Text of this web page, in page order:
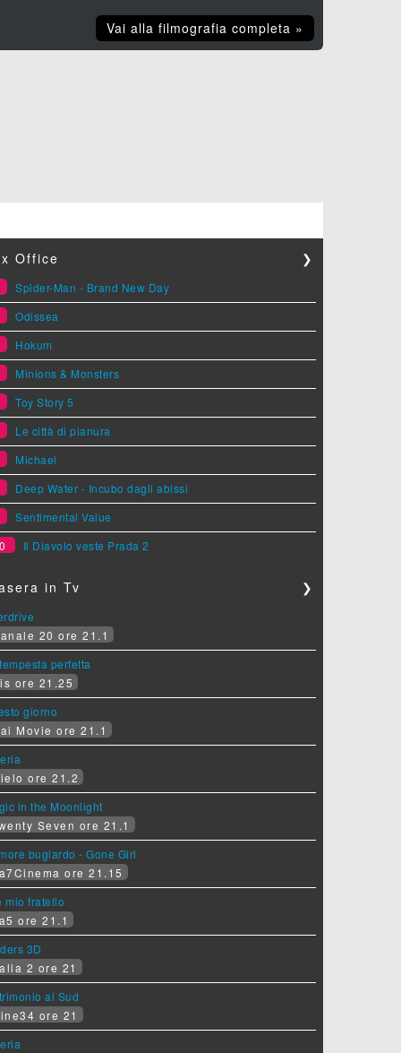
Vai alla filmografia completa »
Office ❯
Spider-Man - Brand New Day
Odissea
Hokum
Minions & Monsters
Toy Story 5
Le città di pianura
Michael
Deep Water - Incubo dagli abissi
Sentimental Value
Il Diavolo veste Prada 2
in Tv ❯
20 ore 21.1
perfetta
ore 21.25
giorno
Movie ore 21.1
ore 21.2
in the Moonlight
Seven ore 21.1
bugiardo - Gone Girl
ore 21.15
mio fratello
ore 21.1
3D
2 ore 21
al Sud
ore 21